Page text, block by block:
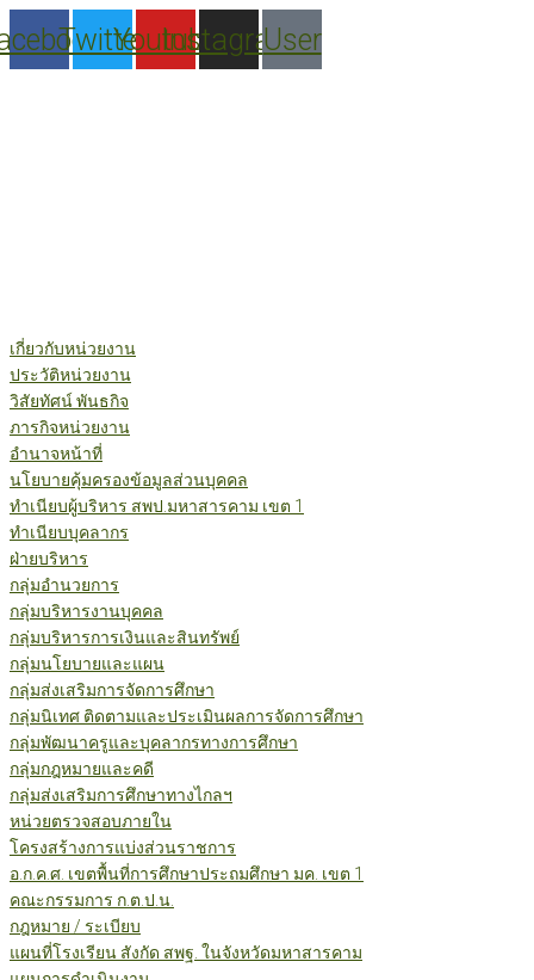
to
content
TwitterYoutube
Instagram
User
เกี่ยวกับหน่วยงาน
ประวัติหน่วยงาน
วิสัยทัศน์ พันธกิจ
ภารกิจหน่วยงาน
อำนาจหน้าที่
นโยบายคุ้มครองข้อมูลส่วนบุคคล
ทำเนียบผู้บริหาร สพป.มหาสารคาม เขต 1
ทำเนียบบุคลากร
ฝ่ายบริหาร
กลุ่มอำนวยการ
กลุ่มบริหารงานบุคคล
กลุ่มบริหารการเงินและสินทรัพย์
กลุ่มนโยบายและแผน
กลุ่มส่งเสริมการจัดการศึกษา
กลุ่มนิเทศ ติดตามและประเมินผลการจัดการศึกษา
กลุ่มพัฒนาครูและบุคลากรทางการศึกษา
กลุ่มกฎหมายและคดี
กลุ่มส่งเสริมการศึกษาทางไกลฯ
หน่วยตรวจสอบภายใน
โครงสร้างการแบ่งส่วนราชการ
อ.ก.ค.ศ. เขตพื้นที่การศึกษาประถมศึกษา มค. เขต 1
คณะกรรมการ ก.ต.ป.น.
กฎหมาย / ระเบียบ
แผนที่โรงเรียน สังกัด สพฐ. ในจังหวัดมหาสารคาม